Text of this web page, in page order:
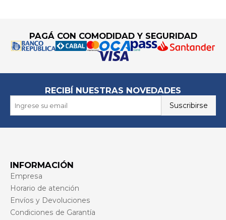
PAGÁ CON COMODIDAD Y SEGURIDAD
RECIBÍ NUESTRAS NOVEDADES
Suscribirse
INFORMACIÓN
Empresa
Horario de atención
Envíos y Devoluciones
Condiciones de Garantía